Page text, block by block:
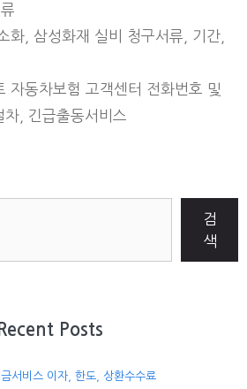
화, 삼성화재 실비 청구서류, 기간,
자동차보험 고객센터 전화번호 및
, 긴급출동서비스
검
색
Recent Posts
서비스 이자, 한도, 상환수수료